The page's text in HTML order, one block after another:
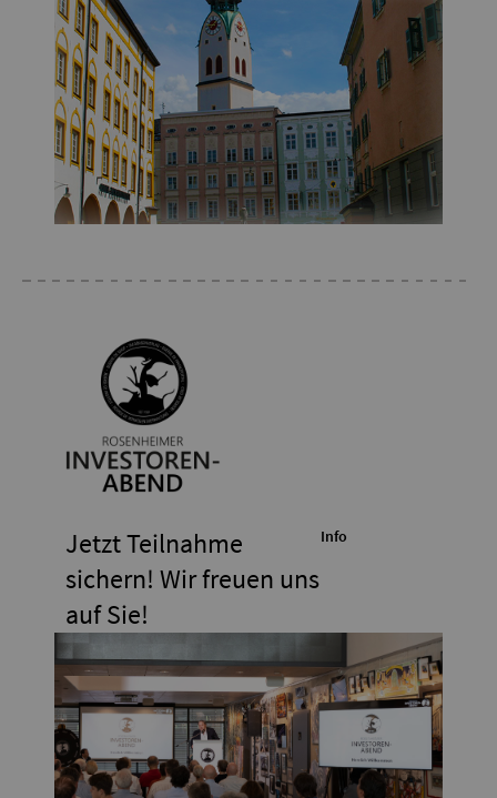
Jetzt Teilnahme
sichern! Wir freuen uns
auf Sie!
Info